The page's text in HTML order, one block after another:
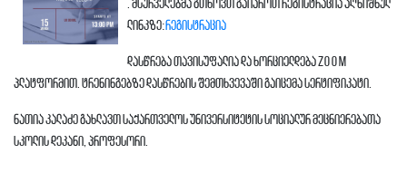
. მსურველებმა გთხოვთ გაიაროთ რეგისტრაცია აღნიშნულ
ლინკზე:რეგისტრაცია
დასწრება თავისუფალია და ხორციელდება Zoom
პლატფორმით. ტრენინგებზე დასწრების შემთხვევაში გაიცემა სერტიფიკატი.
ნათია კალაძე გახლავთ საქართველოს უნივერსიტეტის სოციალურ მეცნიერებათა
სკოლის დეკანი, პროფესორი.